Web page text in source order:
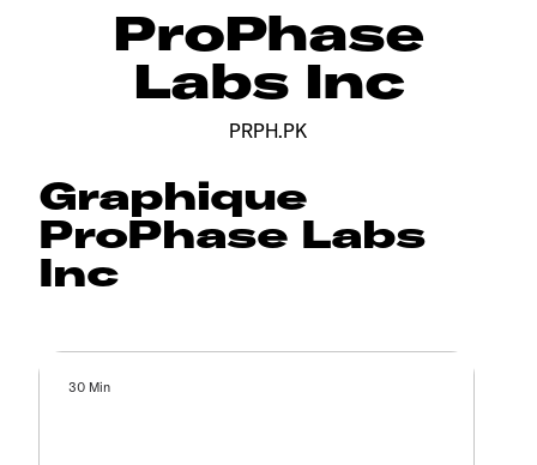
ProPhase
Labs Inc
PRPH.PK
Graphique
ProPhase Labs
Inc
30 Min